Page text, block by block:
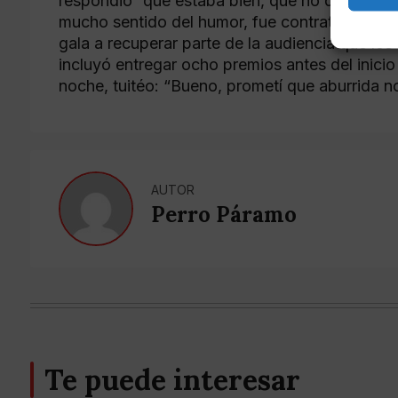
mucho sentido del humor, fue contratado
gala a recuperar parte de la audiencia que
incluyó entregar ocho premios antes del
noche, tuitéo: “Bueno, prometí que aburrida
AUTOR
Perro Páramo
Te puede interesar